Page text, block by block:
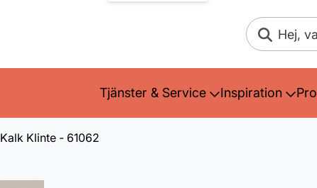
Sök
Tjänster & Service Inspiration
Kalk Klinte - 61062